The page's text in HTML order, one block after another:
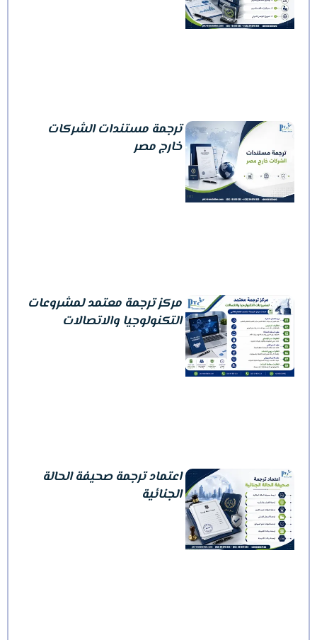
ترجمة مستندات الشركات
خارج مصر
مركز ترجمة معتمد لمشروعات
التكنولوجيا والاتصالات
اعتماد ترجمة صحيفة الحالة
الجنائية